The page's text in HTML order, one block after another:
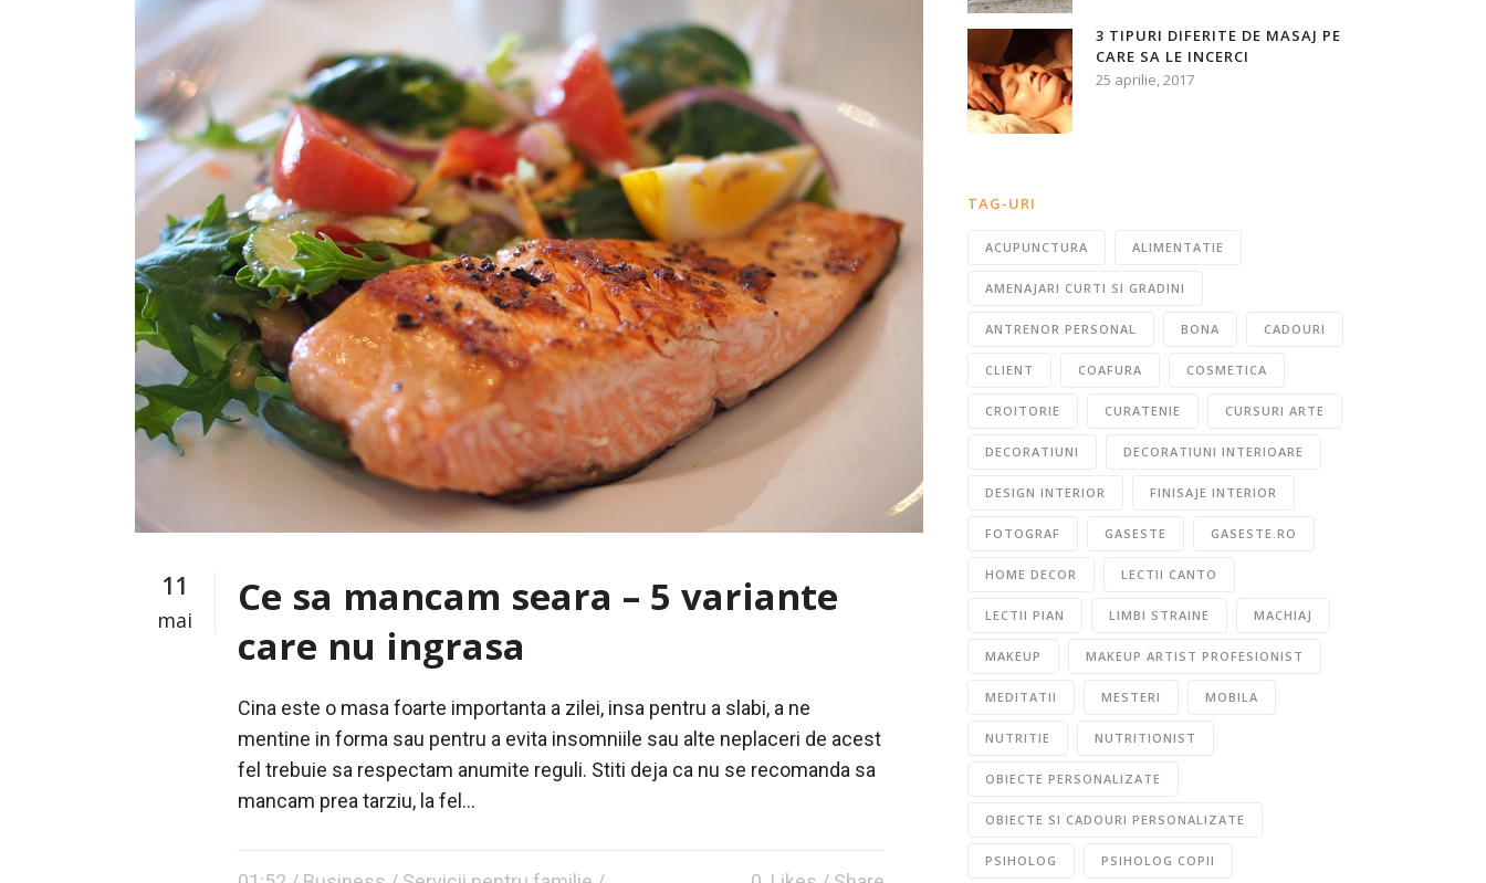
11
mai
Ce sa mancam seara – 5 variante
care nu ingrasa
Cina este o masa foarte importanta a zilei, insa pentru a slabi, a ne
mentine in forma sau pentru a evita insomniile sau alte neplaceri de acest
fel trebuie sa respectam anumite reguli. Stiti deja ca nu se recomanda sa
mancam prea tarziu, la fel...
3 TIPURI DIFERITE DE MASAJ PE
CARE SA LE INCERCI
25 aprilie, 2017
TAG-URI
ACUPUNCTURA ALIMENTATIE
AMENAJARI CURTI SI GRADINI
ANTRENOR PERSONAL BONA CADOURI
CLIENT COAFURA COSMETICA
CROITORIE CURATENIE CURSURI ARTE
DECORATIUNI DECORATIUNI INTERIOARE
DESIGN INTERIOR FINISAJE INTERIOR
FOTOGRAF GASESTE GASESTE.RO
HOME DECOR LECTII CANTO
LECTII PIAN LIMBI STRAINE MACHIAJ
MAKEUP MAKEUP ARTIST PROFESIONIST
MEDITATII MESTERI MOBILA
NUTRITIE NUTRITIONIST
OBIECTE PERSONALIZATE
OBIECTE SI CADOURI PERSONALIZATE
PSIHOLOG PSIHOLOG COPII